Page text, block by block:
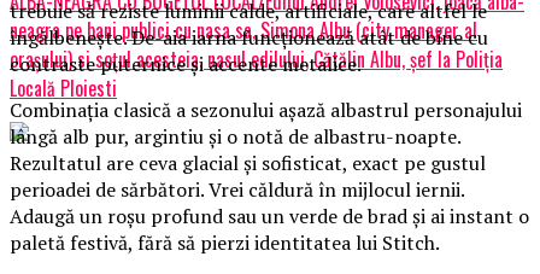
neagra pe bani publici cu nasa sa, Simona Albu (city manager al
orașului) si soțul acesteia, nasul edilului, Cătălin Albu, șef la Poliția
Locală Ploiesti
trebuie să reziste luminii calde, artificiale, care altfel le
îngălbenește. De-aia iarna funcționează atât de bine cu
contraste puternice și accente metalice.
Combinația clasică a sezonului așază albastrul personajului
lângă alb pur, argintiu și o notă de albastru-noapte.
Rezultatul are ceva glacial și sofisticat, exact pe gustul
perioadei de sărbători. Vrei căldură în mijlocul iernii.
Adaugă un roșu profund sau un verde de brad și ai instant o
paletă festivă, fără să pierzi identitatea lui Stitch.